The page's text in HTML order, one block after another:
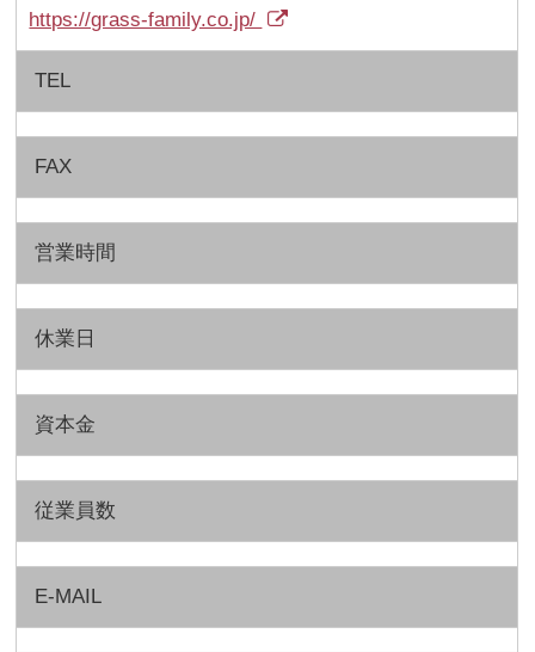
https://grass-family.co.jp/
TEL
FAX
営業時間
休業日
資本金
従業員数
E-MAIL